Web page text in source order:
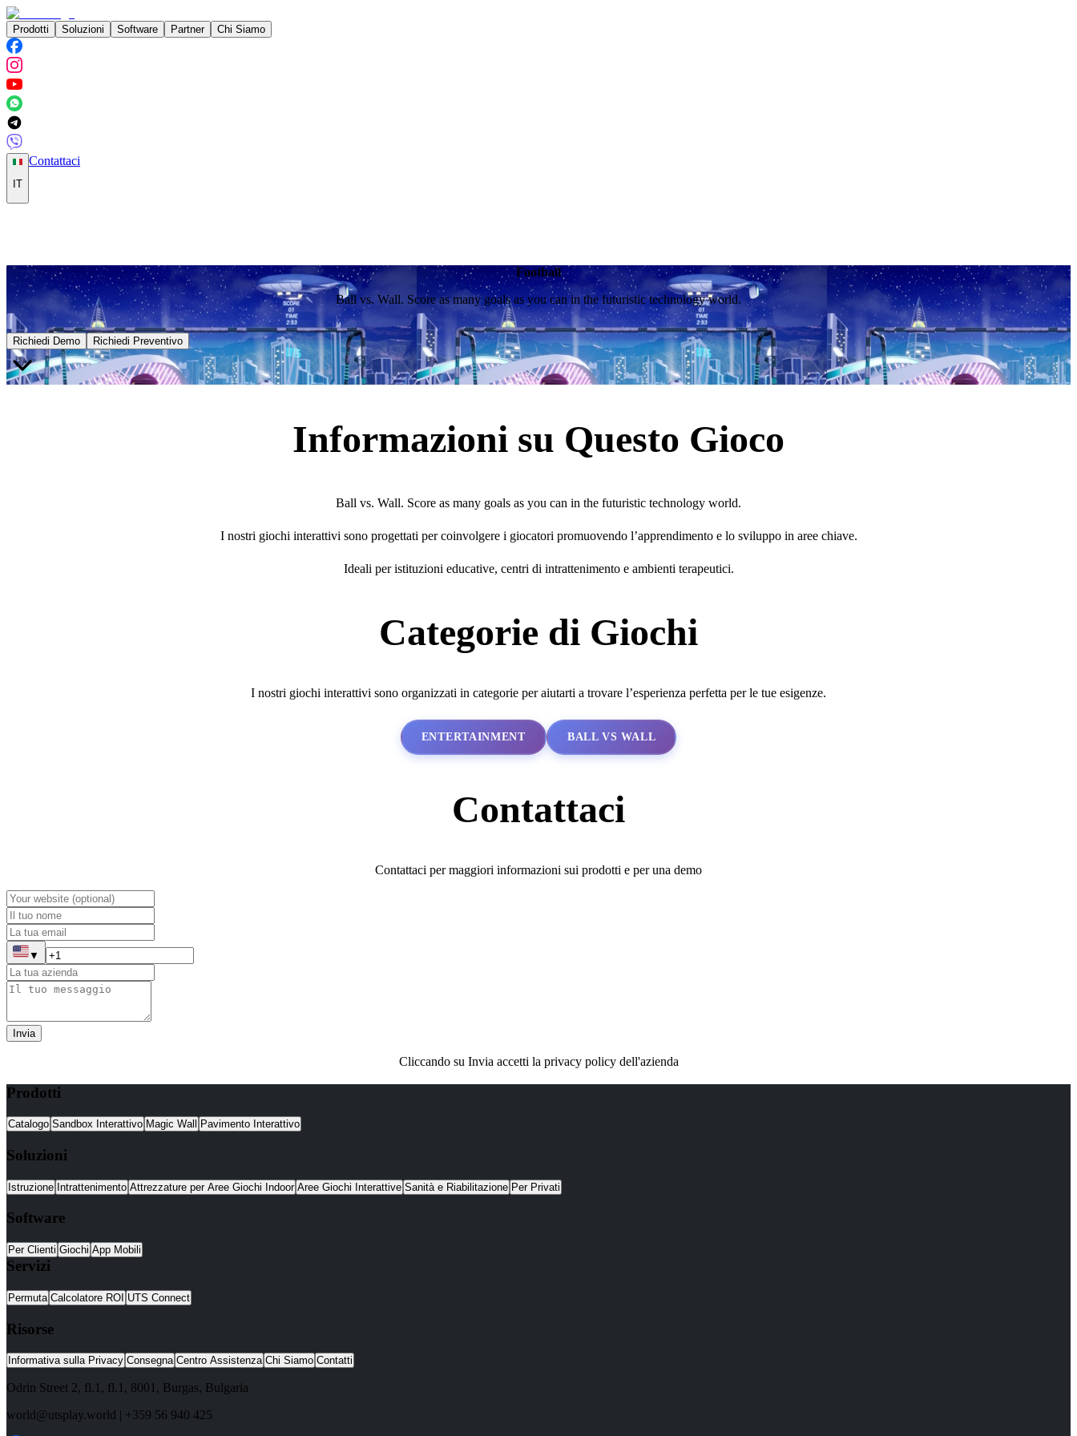
Prodotti Soluzioni Software Partner Chi Siamo
IT
Contattaci
Football
Ball vs. Wall. Score as many goals as you can in the futuristic technology world.
Richiedi Demo Richiedi Preventivo
Informazioni su Questo Gioco
Ball vs. Wall. Score as many goals as you can in the futuristic technology world.
I nostri giochi interattivi sono progettati per coinvolgere i giocatori promuovendo l’apprendimento e lo sviluppo in aree chiave.
Ideali per istituzioni educative, centri di intrattenimento e ambienti terapeutici.
Categorie di Giochi
I nostri giochi interattivi sono organizzati in categorie per aiutarti a trovare l’esperienza perfetta per le tue esigenze.
ENTERTAINMENT BALL VS WALL
Contattaci
Contattaci per maggiori informazioni sui prodotti e per una demo
▼
Invia
Cliccando su Invia accetti la privacy policy dell'azienda
Prodotti
Catalogo Sandbox Interattivo Magic Wall Pavimento Interattivo
Soluzioni
Istruzione Intrattenimento Attrezzature per Aree Giochi Indoor Aree Giochi Interattive Sanità e Riabilitazione Per Privati
Software
Per Clienti Giochi App Mobili
Servizi
Permuta Calcolatore ROI UTS Connect
Risorse
Informativa sulla Privacy Consegna Centro Assistenza Chi Siamo Contatti
Odrin Street 2, fl.1 , fl.1, 8001 , Burgas, Bulgaria
world@utsplay.world | +359 56 940 425